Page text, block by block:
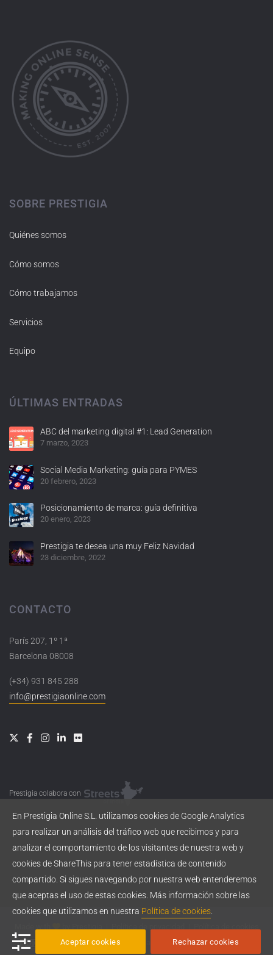
SOBRE PRESTIGIA
Quiénes somos
Cómo somos
Cómo trabajamos
Servicios
Equipo
ÚLTIMAS ENTRADAS
ABC del marketing digital #1: Lead Generation
7 marzo, 2023
Social Media Marketing: guía para PYMES
20 febrero, 2023
Posicionamiento de marca: guía definitiva
20 enero, 2023
Prestigia te desea una muy Feliz Navidad
23 diciembre, 2022
CONTACTO
París 207, 1º 1ª
Barcelona 08008
(+34) 931 845 288
info@prestigiaonline.com
Prestigia colabora con
Esta obra está bajo una
licencia de Creative Commons
En Prestigia Online S.L. utilizamos cookies de Google Analytics
para realizar un análisis del tráfico web que recibimos y para
analizar el comportamiento de los visitantes de nuestra web y
cookies de ShareThis para tener estadística de contenido
compartido. Si sigues navegando por nuestra web entenderemos
que aceptas el uso de estas cookies. Más información sobre las
cookies que utilizamos en nuestra Política de cookies
Aceptar cookies Rechazar cookies